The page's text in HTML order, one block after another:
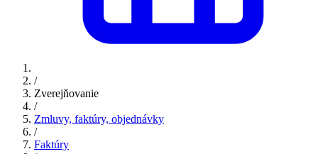
/
Zverejňovanie
/
Zmluvy, faktúry, objednávky
/
Faktúry